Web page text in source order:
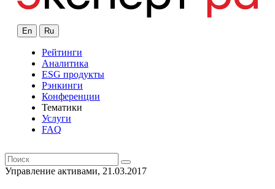
En Ru
Рейтинги
Аналитика
ESG продукты
Рэнкинги
Конференции
Тематики
Услуги
FAQ
Управление активами, 21.03.2017